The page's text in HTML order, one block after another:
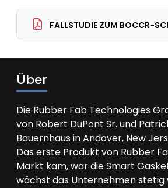
FALLSTUDIE ZUM BOCCR-
Über
Die Rubber Fab Technologies
von Robert DuPont Sr. und
Bauernhaus in Andover, New
Das erste Produkt von Rubber
Markt kam, war die Smart
wächst das Unternehmen stetig